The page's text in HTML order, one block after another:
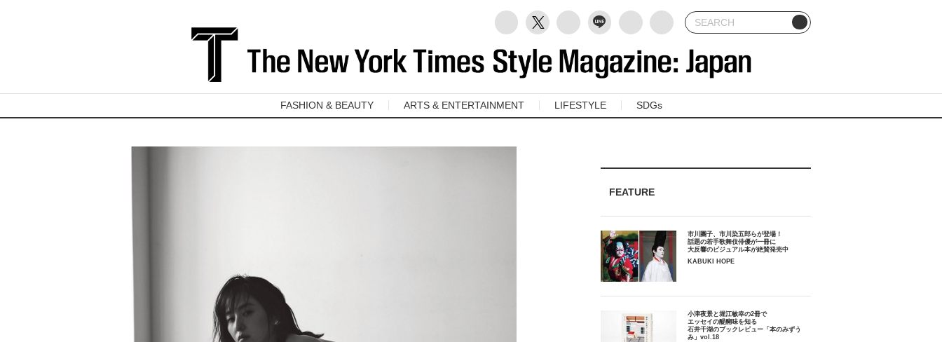
FASHION & BEAUTY ARTS & ENTERTAINMENT LIFESTYLE SDGs
FEATURE
市川團子、市川染五郎らが登場！
話題の若手歌舞伎俳優が一冊に
大反響のビジュアル本が絶賛発売中
KABUKI HOPE
小津夜景と堀江敏幸の2冊で
エッセイの醍醐味を知る
石井千湖のブックレビュー「本のみずう
み」vol.18